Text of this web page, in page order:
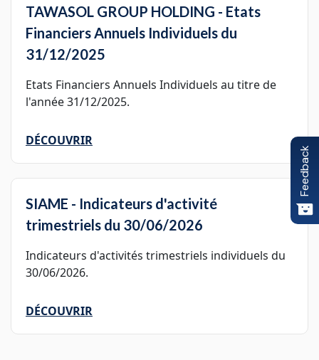
TAWASOL GROUP HOLDING - Etats
Financiers Annuels Individuels du
31/12/2025
Etats Financiers Annuels Individuels au titre de
l'année 31/12/2025.
DÉCOUVRIR
SIAME - Indicateurs d'activité
trimestriels du 30/06/2026
Indicateurs d'activités trimestriels individuels du
30/06/2026.
DÉCOUVRIR
Feedback